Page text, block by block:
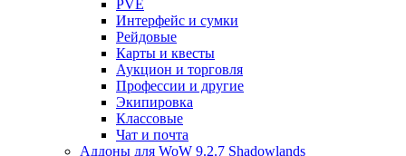
PVE
Интерфейс и сумки
Рейдовые
Карты и квесты
Аукцион и торговля
Профессии и другие
Экипировка
Классовые
Чат и почта
Аддоны для WoW 9.2.7 Shadowlands